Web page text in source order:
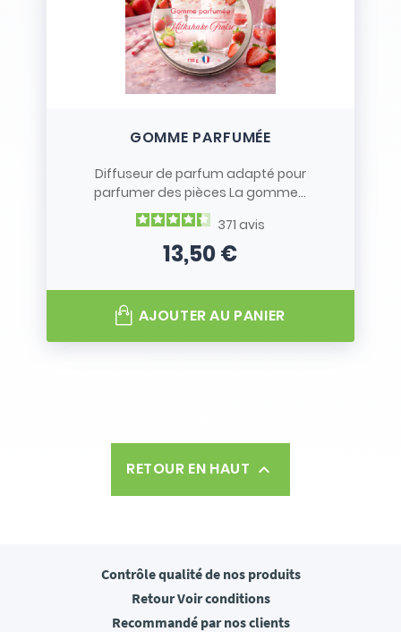
GOMME PARFUMÉE
Diffuseur de parfum adapté pour
parfumer des pièces La gomme...
371 avis
Prix
13,50 €
AJOUTER AU PANIER
RETOUR EN HAUT 
Contrôle qualitéde nos produits
RetourVoir conditions
Recommandépar nos clients